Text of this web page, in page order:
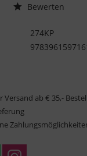
Bewerten
274KP
Versand ab € 35,-